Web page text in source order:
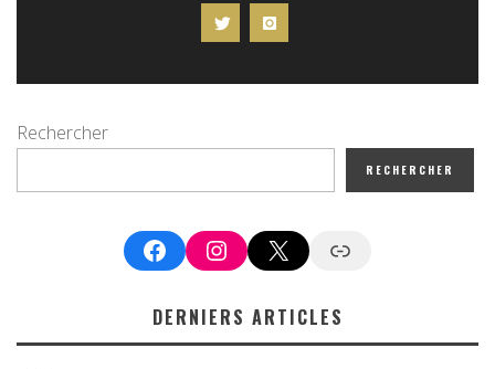
Rechercher
RECHERCHER
FacebookInstagram
X Google News
DERNIERS ARTICLES